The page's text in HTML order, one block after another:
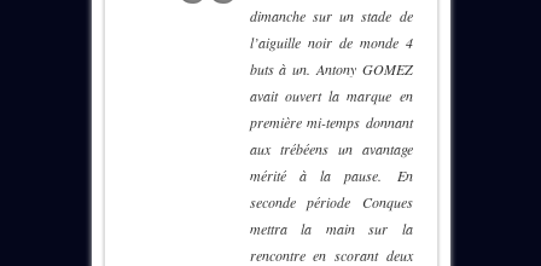
dimanche sur un stade de
l’aiguille noir de monde 4
buts à un. Antony GOMEZ
avait ouvert la marque en
première mi-temps donnant
aux trébéens un avantage
mérité à la pause. En
seconde période Conques
mettra la main sur la
rencontre en scorant deux